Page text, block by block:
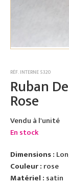
RÉF. INTERNE 5320
Ruban
Rose
Vendu à l'unité
En stock
Dimensions :
Couleur : rose
Matériel : satin